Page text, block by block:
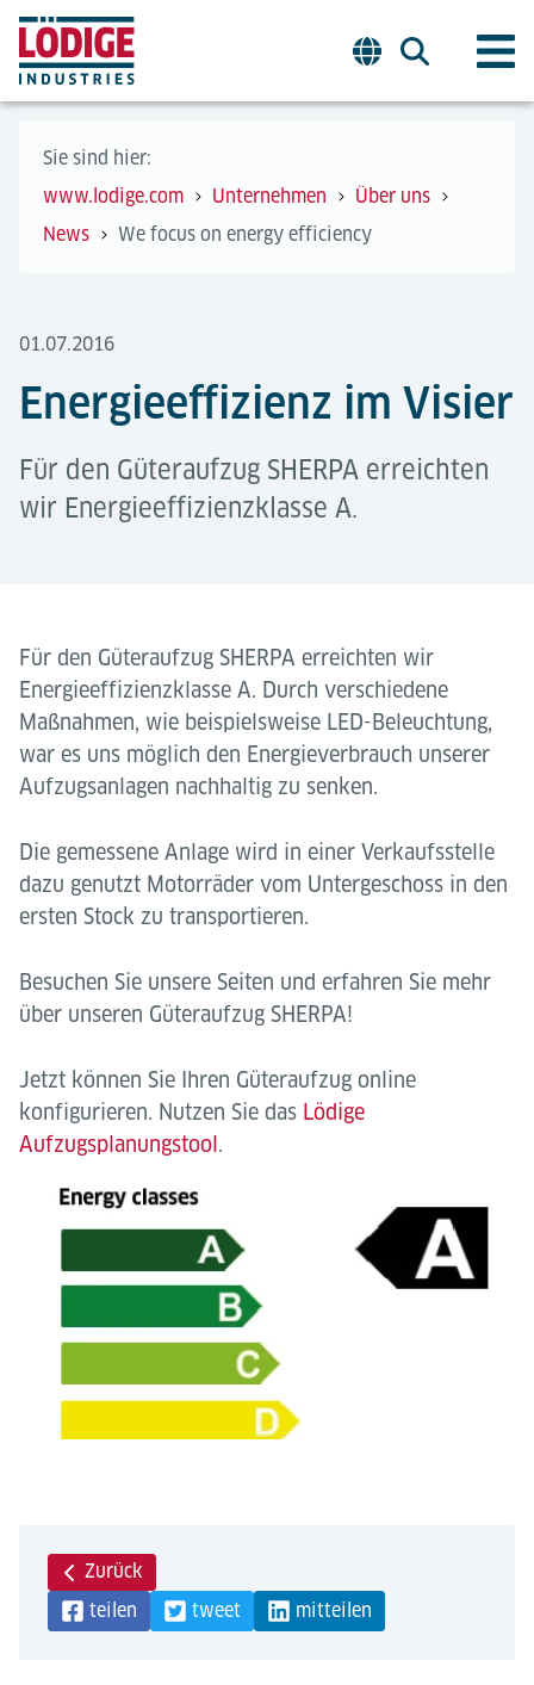
Sie sind hier:
www.lodige.com
Unternehmen
Über uns
News
We focus on energy efficiency
01.07.2016
Energieeffizienz im Visier
Für den Güteraufzug SHERPA erreichten
wir Energieeffizienzklasse A.
Für den Güteraufzug SHERPA erreichten wir
Energieeffizienzklasse A. Durch verschiedene
Maßnahmen, wie beispielsweise LED-Beleuchtung,
war es uns möglich den Energieverbrauch unserer
Aufzugsanlagen nachhaltig zu senken.
Die gemessene Anlage wird in einer Verkaufsstelle
dazu genutzt Motorräder vom Untergeschoss in den
ersten Stock zu transportieren.
Besuchen Sie unsere Seiten und erfahren Sie mehr
über unseren Güteraufzug SHERPA!
Jetzt können Sie Ihren Güteraufzug online
konfigurieren. Nutzen Sie das Lödige
Aufzugsplanungstool .
Zurück
teilen
tweet mitteilen